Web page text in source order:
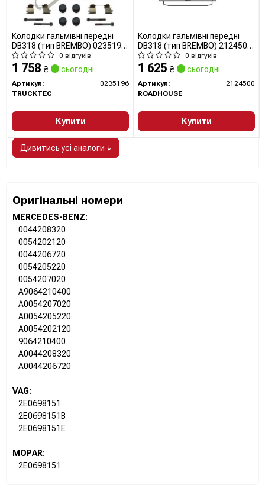
Колодки гальмівні передні
DB318 (тип BREMBO) 0235196
TRUCKTEC AUTOMOTIVE
0 відгуків
1 758 ₴ сьогодні
Артикул:
0235196
TRUCKTEC
Купити
Колодки гальмівні передні
DB318 (тип BREMBO) 2124500
ROADHOUSE0 відгуків
1 625 ₴ сьогодні
Артикул:
2124500
ROADHOUSE
Купити
Дивитись усі аналоги ↓
Оригінальні номери
MERCEDES-BENZ:
0044208320
0054202120
0044206720
0054205220
0054207020
A9064210400
A0054207020
A0054205220
A0054202120
9064210400
A0044208320
A0044206720
VAG:
2E0698151
2E0698151B
2E0698151E
MOPAR:
2E0698151